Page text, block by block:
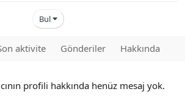
Bul
aktivite Gönderiler Hakkında
profili hakkında henüz mesaj yok.